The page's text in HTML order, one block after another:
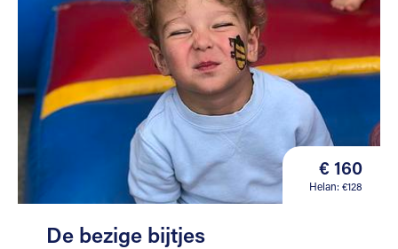
€ 160
Helan: €128
De bezige bijtjes